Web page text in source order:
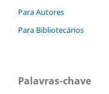
Para Autores
Para Bibliotecários
Palavras-chave